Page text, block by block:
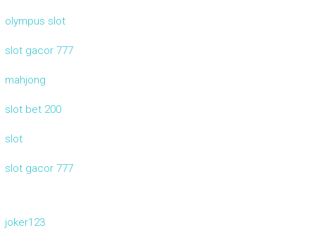
olympus slot
slot gacor 777
mahjong
slot bet 200
slot
slot gacor 777
joker123